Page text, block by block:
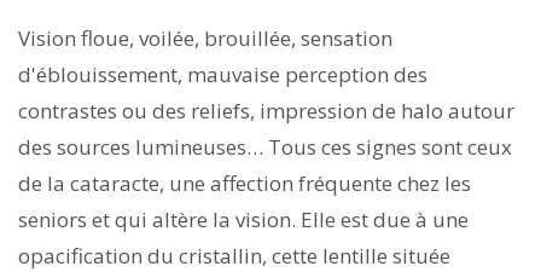
Vision floue, voilée, brouillée, sensation
d'éblouissement, mauvaise perception des
contrastes ou des reliefs, impression de halo autour
des sources lumineuses… Tous ces signes sont ceux
de la cataracte, une affection fréquente chez les
seniors et qui altère la vision. Elle est due à une
opacification du cristallin, cette lentille située